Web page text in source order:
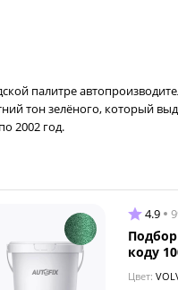
палитре
тон зелёного, который
2002 год.
4.9
коду
Цвет: